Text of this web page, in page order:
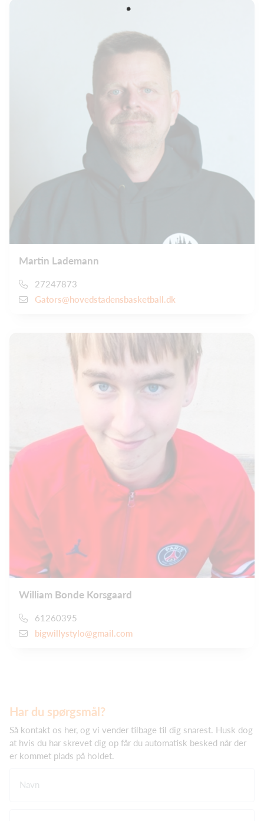
Martin Lademann
27247873
Gators@hovedstadensbasketball.dk
William Bonde Korsgaard
61260395
bigwillystylo@gmail.com
Har du spørgsmål?
Så kontakt os her, og vi vender tilbage til dig snarest. Husk dog
at hvis du har skrevet dig op får du automatisk besked når der
er kommet plads på holdet.
Navn